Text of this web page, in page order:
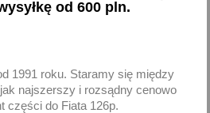
LED 3000lm wiązka 50*
Valtra kwadrat 100x100
LED9B.53839
od 600 pln.
1991 roku. Staramy się między
najszerszy i rozsądny cenowo
części do Fiata 126p.